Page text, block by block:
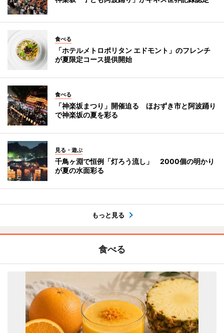
食べる
「ホテルメトロポリタン エドモント」のフレンチ
が夏限定コース提供開始
食べる
「神楽坂まつり」開催迫る ほおずき市と阿波踊り
で神楽坂の夏を彩る
見る・遊ぶ
千鳥ヶ淵で恒例「灯ろう流し」 2000個の明かり
が夏の水面彩る
もっと見る
食べる